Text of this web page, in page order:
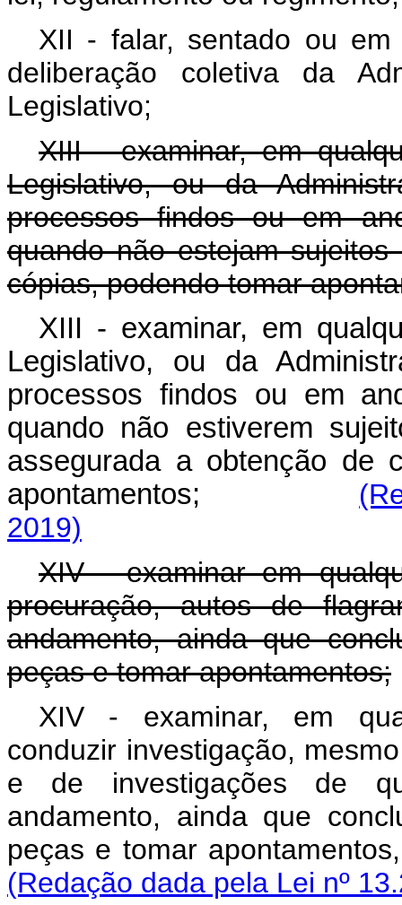
XII - falar, sentado ou
deliberação coletiva da
Legislativo;
XIII - examinar, em
Legislativo, ou da
processos findos ou em
quando não estejam
cópias, podendo tomar
XIII - examinar, em
Legislativo, ou da
processos findos ou em
quando não estiverem
assegurada a obtenção de
apontamentos;
2019)
XIV - examinar em
procuração, autos de
andamento, ainda que
peças e tomar apontamentos;
XIV - examinar, em
conduzir investigação,
e de investigações de
andamento, ainda que
peças e tomar
(Redação dada pela Lei nº